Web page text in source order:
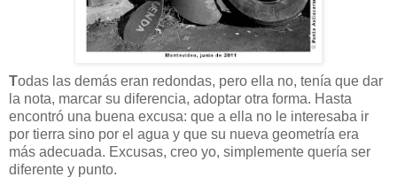
Todas las demás eran redondas, pero ella no, tenía que dar
la nota, marcar su diferencia, adoptar otra forma. Hasta
encontró una buena excusa: que a ella no le interesaba ir
por tierra sino por el agua y que su nueva geometría era
más adecuada. Excusas, creo yo, simplemente quería ser
diferente y punto.